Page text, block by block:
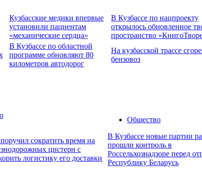
Кузбасские медики впервые
установили пациентам
«механические сердца»
В Кузбассе по нацпроекту
открылось обновленное
пространство
В Кузбассе по областной
программе обновляют 80
километров автодорог
На кузбасской трассе
бензовоз
сократить время на
цистерн с
логистику его доставки
Общество
В Кузбассе новые партии
прошли контроль в
Россельхознадзоре перед
Республику Беларусь